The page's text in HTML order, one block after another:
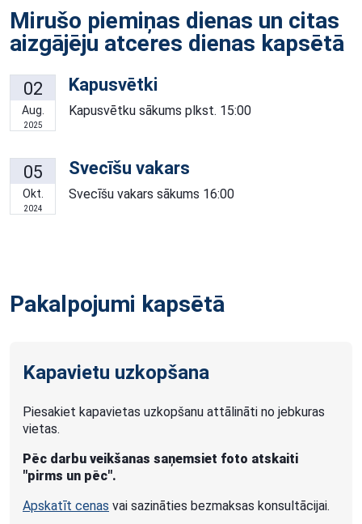
Mirušo piemiņas dienas un citas
aizgājēju atceres dienas kapsētā
02
Aug.
2025
Kapusvētki
Kapusvētku sākums plkst. 15:00
05
Okt.
2024
Svecīšu vakars
Svecīšu vakars sākums 16:00
Pakalpojumi kapsētā
Kapavietu uzkopšana
Piesakiet kapavietas uzkopšanu attālināti no jebkuras
vietas.
Pēc darbu veikšanas saņemsiet foto atskaiti
"pirms un pēc".
Apskatīt cenas vai sazināties bezmaksas konsultācijai.